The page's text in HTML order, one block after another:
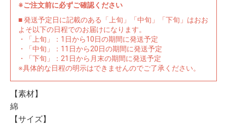
※ご注文前に必ずご確認ください
■ 発送予定日に記載のある「上旬」「中旬」「下旬」はおお
よそ以下の日程でのお届けになります。
・「上旬」：1日から10日の期間に発送予定
・「中旬」：11日から20日の期間に発送予定
・「下旬」：21日から月末の期間に発送予定
※具体的な日程の明示はできませんのでご了承ください。
【素材】
綿
【サイズ】